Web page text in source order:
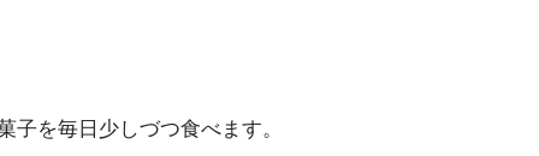
を毎日少しづつ食べます。